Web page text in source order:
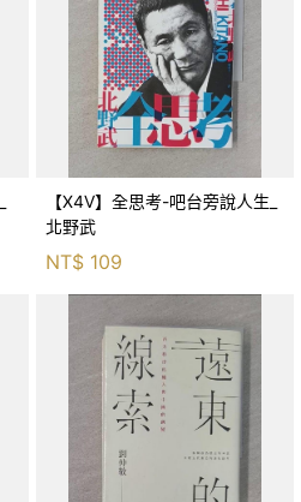
【X4V】全思考-吧台旁說人生_
北野武
NT$ 109